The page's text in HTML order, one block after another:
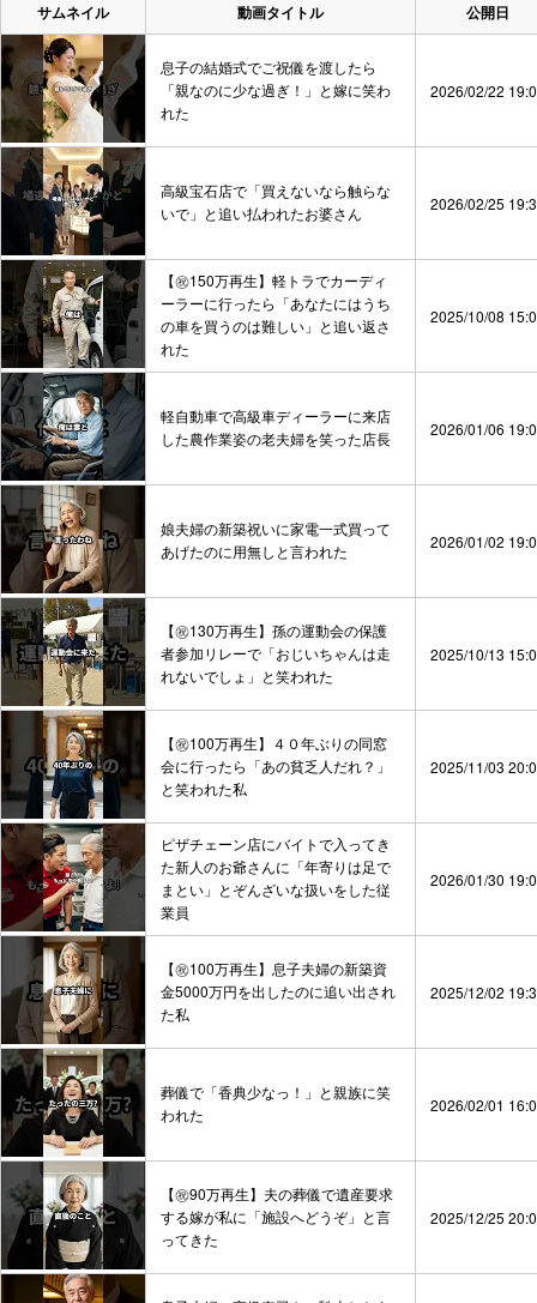
サムネイル 動画タイトル 公開日
息子の結婚式でご祝儀を渡したら
「親なのに少な過ぎ！」と嫁に笑わ
れた
2026/02/22
高級宝石店で「買えないなら触らな
いで」と追い払われたお婆さん
2026/02/25
【㊗️150万再生】軽トラでカーディ
ーラーに行ったら「あなたにはうち
の車を買うのは難しい」と追い返さ
れた
2025/10/08
軽自動車で高級車ディーラーに来店
した農作業姿の老夫婦を笑った店長
2026/01/06
娘夫婦の新築祝いに家電一式買って
あげたのに用無しと言われた
2026/01/02
【㊗️130万再生】孫の運動会の保護
者参加リレーで「おじいちゃんは走
れないでしょ」と笑われた
2025/10/13
【㊗️100万再生】４０年ぶりの同窓
会に行ったら「あの貧乏人だれ？」
と笑われた私
2025/11/03
ピザチェーン店にバイトで入ってき
た新人のお爺さんに「年寄りは足で
まとい」とぞんざいな扱いをした従
業員
2026/01/30
【㊗️100万再生】息子夫婦の新築資
金5000万円を出したのに追い出され
た私
2025/12/02
葬儀で「香典少なっ！」と親族に笑
われた
2026/02/01
【㊗️90万再生】夫の葬儀で遺産要求
する嫁が私に「施設へどうぞ」と言
ってきた
2025/12/25